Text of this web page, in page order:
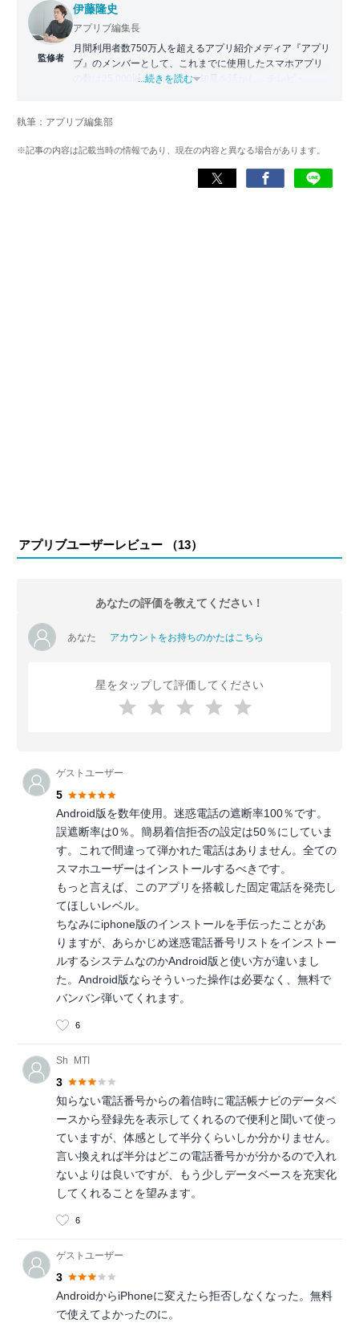
監修者
伊藤隆史
アプリブ編集長
月間利用者数750万人を超えるアプリ紹介メディア『アプリ
ブ』のメンバーとして、これまでに使用したスマホアプリ
の数は25,000以上。アプリの知見を活かし、テレビ・
化アプリの紹介）、TBS『サタプラ』（スマホライフが変
スマホアプリ）他
...続きを読む
執筆：アプリブ編集部
※記事の内容は記載当時の情報であり、現在の内容と異なる場合があります。
アプリブユーザーレビュー （13）
あなたの評価を教えてください！
あなた アカウントをお持ちのかたはこちら
星をタップして評価してください
ゲストユーザー
5
Android版を数年使用。迷惑電話の遮断率100％です。
誤遮断率は0％。簡易着信拒否の設定は50％にしていま
す。これで間違って弾かれた電話はありません。全ての
スマホユーザーはインストールするべきです。
もっと言えば、このアプリを搭載した固定電話を発売し
てほしいレベル。
ちなみにiphone版のインストールを手伝ったことがあ
りますが、あらかじめ迷惑電話番号リストをインストー
ルするシステムなのかAndroid版と使い方が違いまし
た。Android版ならそういった操作は必要なく、無料で
バンバン弾いてくれます。
6
Sh_MTI
3
知らない電話番号からの着信時に電話帳ナビのデータベ
ースから登録先を表示してくれるので便利と聞いて使っ
ていますが、体感として半分くらいしか分かりません。
言い換えれば半分はどこの電話番号かが分かるので入れ
ないよりは良いですが、もう少しデータベースを充実化
してくれることを望みます。
6
ゲストユーザー
3
AndroidからiPhoneに変えたら拒否しなくなった。無料
で使えてよかったのに。